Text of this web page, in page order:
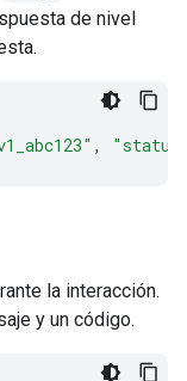
de nivel
,
la interacción.
y un código.